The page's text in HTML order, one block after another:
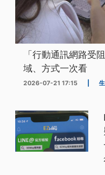
「行動通訊網路受
域、方式一次看
2026-07-21 17:15